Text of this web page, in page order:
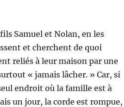
Samuel et Nolan, en les
et cherchent de quoi
reliés à leur maison par une
« jamais lâcher. » Car, si
endroit où la famille est à
un jour, la corde est rompue,